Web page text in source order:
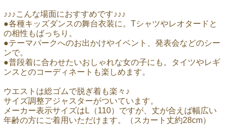
♪♪♪こんな場面におすすめです♪♪♪
●各種キッズダンスの舞台衣装に。Tシャツやレオタードと
の相性もばっちり。
●テーマパークへのお出かけやイベント、発表会などのシー
ンで。
●普段着に合わせたいおしゃれな女の子にも。タイツやレギ
ンスとのコーディネートも楽しめます。
ウエストは総ゴムで脱ぎ着も楽々♪
サイズ調整アジャスターがついています。
メーカー表示サイズはL（110）ですが、丈が合えば幅広い
年齢の方にご着用いただけます。（スカート丈約28cm）